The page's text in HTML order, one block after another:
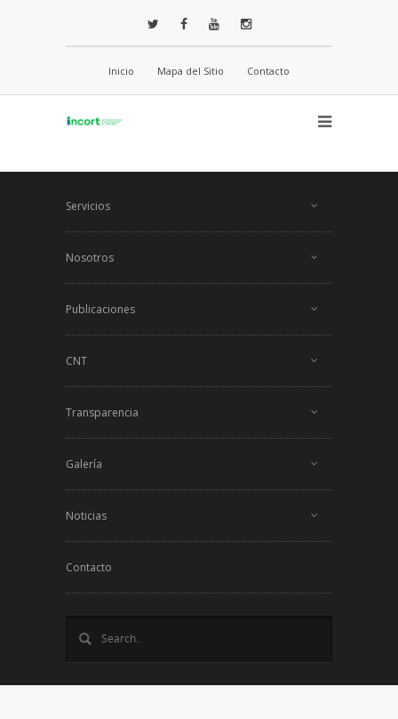
Inicio Mapa del Sitio Contacto
Servicios
Nosotros
Publicaciones
CNT
Transparencia
Galería
Noticias
Contacto